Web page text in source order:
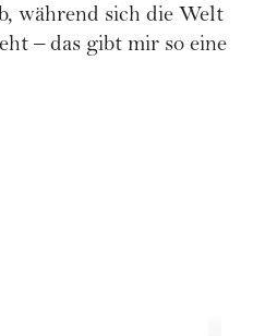
während sich die Welt
– das gibt mir so eine